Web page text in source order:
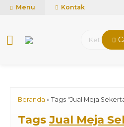
Menu Kontak
Beranda » Tags "Jual Meja
Tags Jual Meja